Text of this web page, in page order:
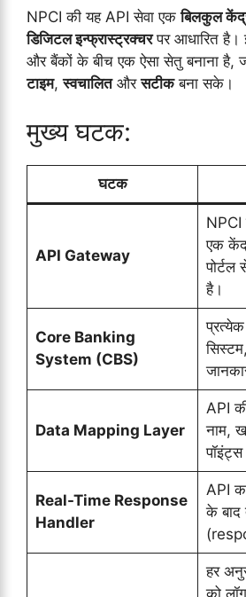
NPCI की यह API सेवा एकबिलकुल
डिजिटल इन्फ्रास्ट्रक्चरपर आधारित है।
और बैंकों के बीच एक ऐसा सेतु बनाना है,
टाइम,स्वचालितऔरसटीकबना सके।
मुख्य घटक:
घटक
API Gateway
NPCI
एक
पोर्टल
है।
Core Banking
System (CBS)
Data Mapping Layer
API
नाम,
Real-Time Response
Handler
API
के बाद
हर